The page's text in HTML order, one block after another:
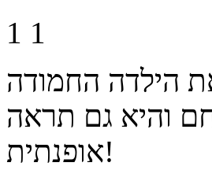
1 1
הילדה החמודה
והיא גם תראה
אופנתית!